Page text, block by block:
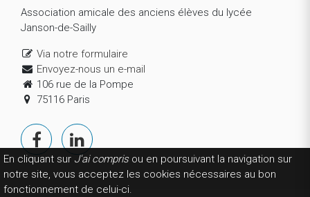
En cliquant sur J'ai comprisou en poursuivant la navigation sur
notre site, vous acceptez les cookies nécessaires au bon
fonctionnement de celui-ci.
Association amicale des anciens élèves du lycée
Janson-de-Sailly
Via notre formulaire
Envoyez-nous un e-mail
106 rue de la Pompe
75116 Paris